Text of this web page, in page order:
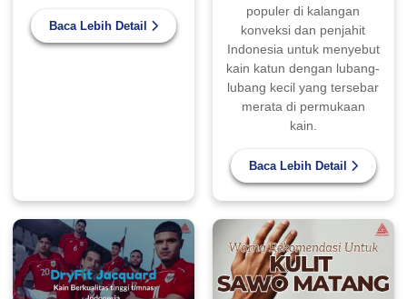
Baca Lebih Detail
populer di kalangan
konveksi dan penjahit
Indonesia untuk menyebut
kain katun dengan lubang-
lubang kecil yang tersebar
merata di permukaan
kain.
Baca Lebih Detail